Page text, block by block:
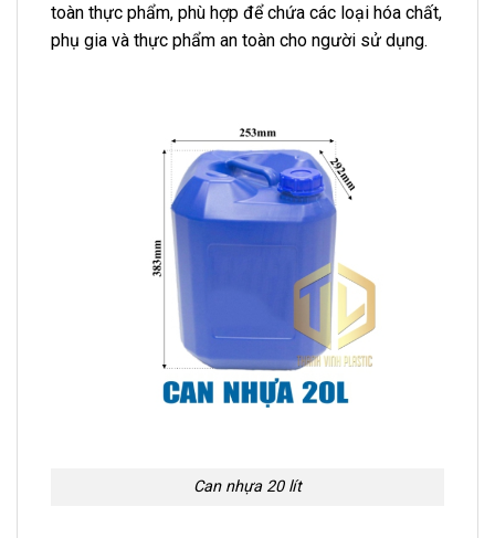
toàn thực phẩm, phù hợp để chứa các loại hóa chất,
phụ gia và thực phẩm an toàn cho người sử dụng.
Can nhựa 20 lít